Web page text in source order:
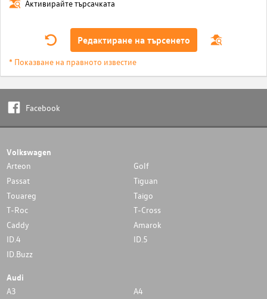
Активирайте търсачката
Редактиране на търсенето
* Показване на правното известие
Facebook
Volkswagen
Arteon
Golf
Passat
Tiguan
Touareg
Taigo
T-Roc
T-Cross
Caddy
Amarok
ID.4
ID.5
ID.Buzz
Audi
A3
A4